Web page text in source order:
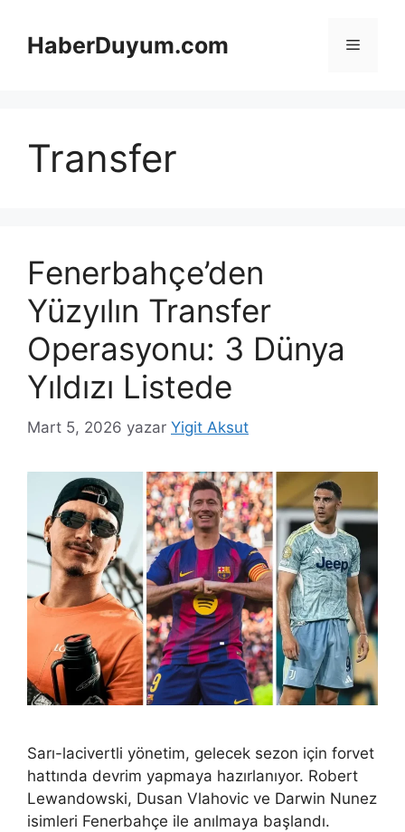
HaberDuyum.com Menü
Transfer
Fenerbahçe’den
Yüzyılın Transfer
Operasyonu: 3 Dünya
Yıldızı Listede
Mart 5, 2026 yazar Yigit Aksut
Sarı-lacivertli yönetim, gelecek sezon için forvet
hattında devrim yapmaya hazırlanıyor. Robert
Lewandowski, Dusan Vlahovic ve Darwin Nunez
isimleri Fenerbahçe ile anılmaya başlandı.